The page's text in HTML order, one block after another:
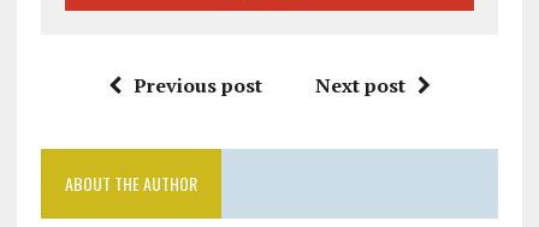
Previous post Next post
ABOUT THE AUTHOR